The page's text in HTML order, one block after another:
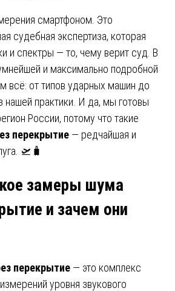
смартфоном. Это
судебная экспертиза, которая
и спектры — то, чему верит суд. В
и максимально подробной
всё: от типов ударных машин до
нашей практики. И да, мы готовы
России, потому что такие
перекрытие — редчайшая и
🛫🧳
замеры шума
и зачем они
перекрытие — это комплекс
уровня звукового